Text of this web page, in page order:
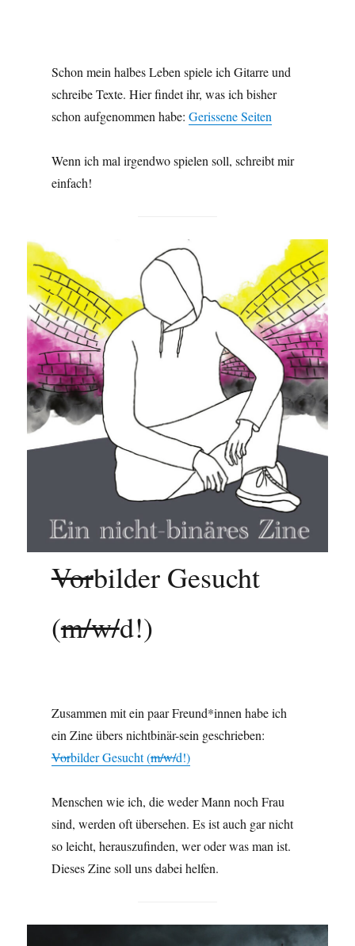
Schon mein halbes Leben spiele ich Gitarre und
schreibe Texte. Hier findet ihr, was ich bisher
schon aufgenommen habe: Gerissene Seiten
Wenn ich mal irgendwo spielen soll, schreibt mir
einfach!
Vorbilder Gesucht
(m/w/d!)
Zusammen mit ein paar Freund*innen habe ich
ein Zine übers nichtbinär-sein geschrieben:
Vorbilder Gesucht (m/w/d!)
Menschen wie ich, die weder Mann noch Frau
sind, werden oft übersehen. Es ist auch gar nicht
so leicht, herauszufinden, wer oder was man ist.
Dieses Zine soll uns dabei helfen.